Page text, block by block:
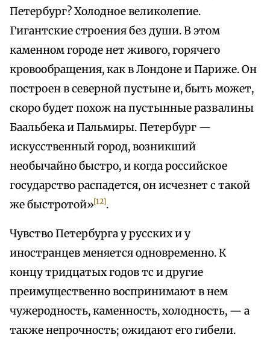
Петербург? Холодное великолепие.
Гигантские строения без души. В этом
каменном городе нет живого, горячего
кровообращения, как в Лондоне и Париже. Он
построен в северной пустыне и, быть может,
скоро будет похож на пустынные развалины
Баальбека и Пальмиры. Петербург —
искусственный город, возникший
необычайно быстро, и когда российское
государство распадется, он исчезнет с такой
же быстротой»[12].
Чувство Петербурга у русских и у
иностранцев меняется одновременно. К
концу тридцатых годов тс и другие
преимущественно воспринимают в нем
чужеродность, каменность, холодность, — а
также непрочность; ожидают его гибели.